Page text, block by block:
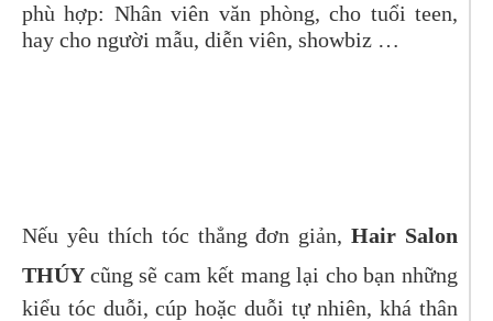
phù hợp: Nhân viên văn phòng, cho tuổi teen,
hay cho người mẫu, diễn viên, showbiz …
Nếu yêu thích tóc thẳng đơn giản,Hair Salon
THÚY cũng sẽ cam kết mang lại cho bạn những
kiểu tóc duỗi, cúp hoặc duỗi tự nhiên, khá thân